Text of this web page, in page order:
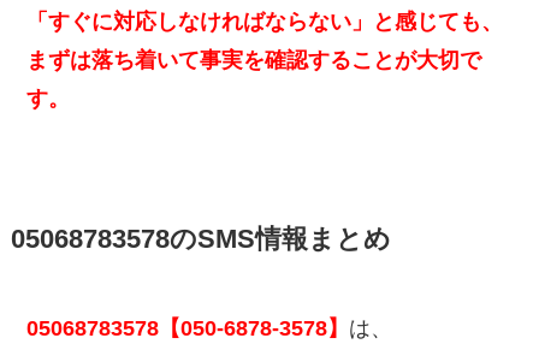
「すぐに対応しなければならない」と感じても、
まずは落ち着いて事実を確認することが大切で
す。
05068783578のSMS情報まとめ
05068783578【050-6878-3578】 は、